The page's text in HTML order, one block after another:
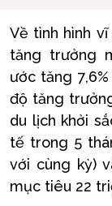
Về tình hình
tăng trưởng
ước tăng
độ tăng
du lịch khởi
tế trong 5
với cùng kỳ)
mục tiêu 22